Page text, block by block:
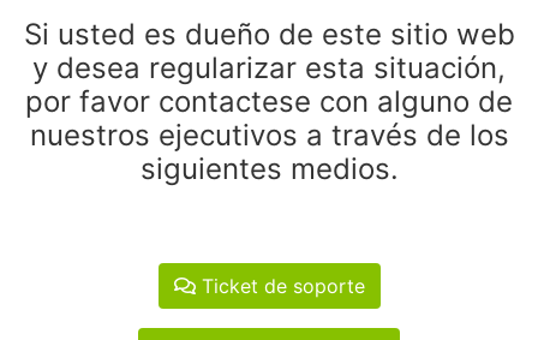
Si usted es dueño de este sitio web
y desea regularizar esta situación,
por favor contactese con alguno de
nuestros ejecutivos a través de los
siguientes medios.
Ticket de soporte